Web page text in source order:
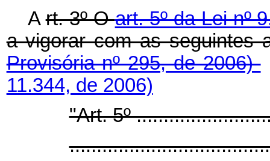
Art. 3º Oart. 5º da Lei nº
a vigorar com as
Provisória nº 295, de 2006)
11.344, de 2006)
"Art. 5º